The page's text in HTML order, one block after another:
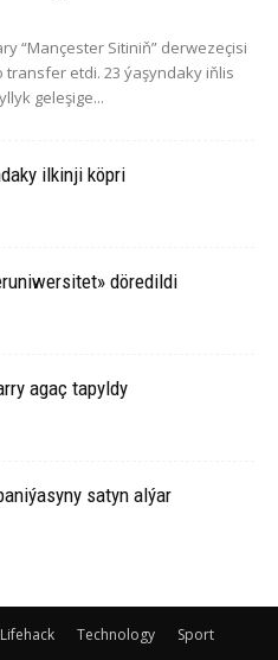
“Mançester Sitiniň” derwezeçisi
transfer etdi. 23 ýaşyndaky iňlis
geleşige...
ilkinji köp­ri
döredildi
agaç tapyldy
satyn alýar
Lifehack Technology Sport